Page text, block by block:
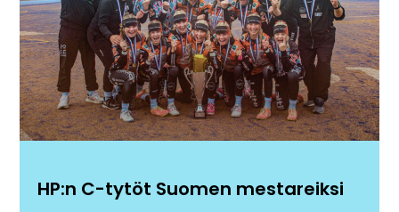
HP:n C-tytöt Suomen mestareiksi